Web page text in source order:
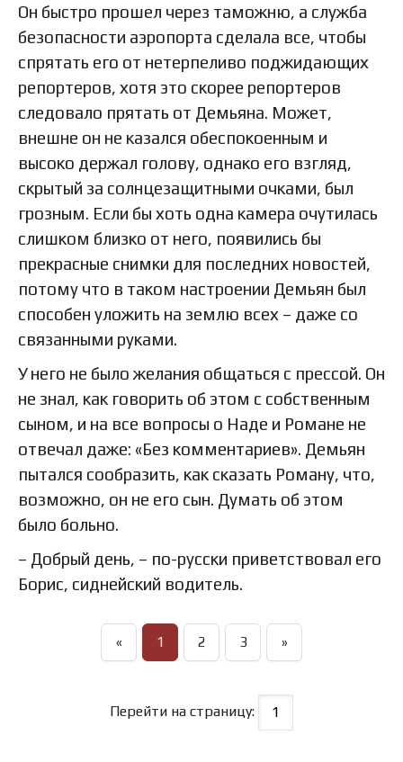
Он быстро прошел через таможню, а служба
безопасности аэропорта сделала все, чтобы
спрятать его от нетерпеливо поджидающих
репортеров, хотя это скорее репортеров
следовало прятать от Демьяна. Может,
внешне он не казался обеспокоенным и
высоко держал голову, однако его взгляд,
скрытый за солнцезащитными очками, был
грозным. Если бы хоть одна камера очутилась
слишком близко от него, появились бы
прекрасные снимки для последних новостей,
потому что в таком настроении Демьян был
способен уложить на землю всех – даже со
связанными руками.
У него не было желания общаться с прессой. Он
не знал, как говорить об этом с собственным
сыном, и на все вопросы о Наде и Романе не
отвечал даже: «Без комментариев». Демьян
пытался сообразить, как сказать Роману, что,
возможно, он не его сын. Думать об этом
было больно.
– Добрый день, – по-русски приветствовал его
Борис, сиднейский водитель.
« 1 2 3 »
Перейти на страницу: